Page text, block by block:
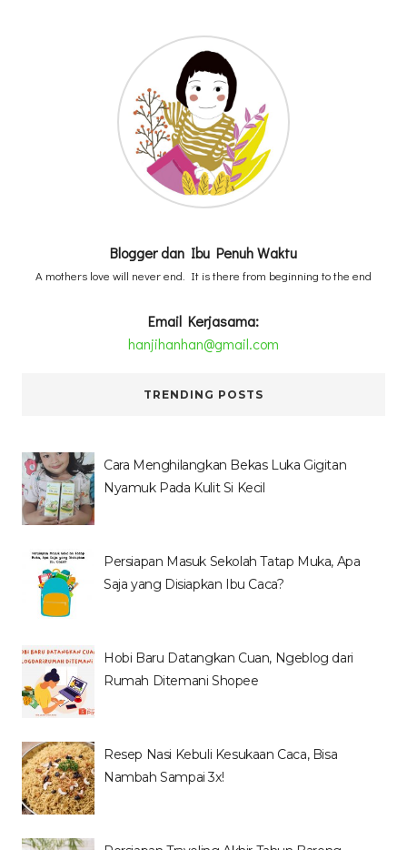
Blogger dan Ibu Penuh Waktu
A mothers love will never end. It is there from beginning to the end
Email Kerjasama:
hanjihanhan@gmail.com
TRENDING POSTS
Cara Menghilangkan Bekas Luka Gigitan
Nyamuk Pada Kulit Si Kecil
Persiapan Masuk Sekolah Tatap Muka, Apa
Saja yang Disiapkan Ibu Caca?
Hobi Baru Datangkan Cuan, Ngeblog dari
Rumah Ditemani Shopee
Resep Nasi Kebuli Kesukaan Caca, Bisa
Nambah Sampai 3x!